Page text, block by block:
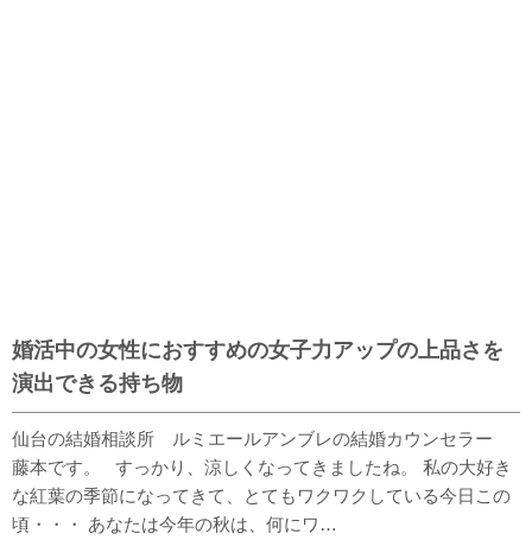
婚活中の女性におすすめの女子力アップの上品さを
演出できる持ち物
仙台の結婚相談所 ルミエールアンブレの結婚カウンセラー
藤本です。 すっかり、涼しくなってきましたね。 私の大好き
な紅葉の季節になってきて、とてもワクワクしている今日この
頃・・・ あなたは今年の秋は、何にワ…